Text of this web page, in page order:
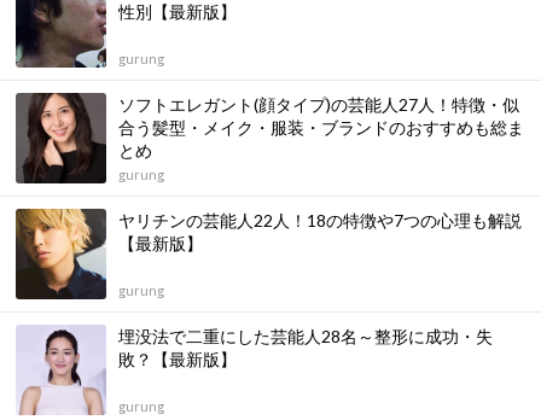
性別【最新版】
gurung
ソフトエレガント(顔タイプ)の芸能人27人！特徴・似
合う髪型・メイク・服装・ブランドのおすすめも総ま
とめ
gurung
ヤリチンの芸能人22人！18の特徴や7つの心理も解説
【最新版】
gurung
埋没法で二重にした芸能人28名～整形に成功・失
敗？【最新版】
gurung